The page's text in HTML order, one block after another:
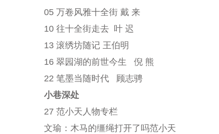
05 万卷风雅十全街 戴 来
10 往十全街走去 叶 迟
13 滚绣坊随记 王伯明
16 翠园湖的前世今生 倪 熊
22 笔墨当随时代 顾志骋
小巷深处
27 范小天人物专栏
文瑜：木马的缰绳打开了吗范小天